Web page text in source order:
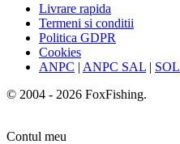
Livrare rapida
Termeni si conditii
Politica GDPR
Cookies
ANPC | ANPC SAL | SOL
© 2004 - 2026 FoxFishing.
Contul meu